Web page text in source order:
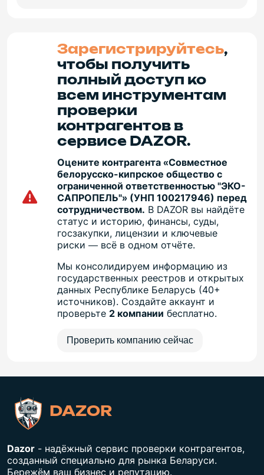
Зарегистрируйтесь,
чтобы получить
полный доступ ко
всем инструментам
проверки
контрагентов в
сервисе DAZOR.
Оцените контрагента «Совместное
белорусско-кипрское общество с
ограниченной ответственностью "ЭКО-
САПРОПЕЛЬ"» (УНП 100217946) перед
сотрудничеством. В DAZOR вы найдёте
статус и историю, финансы, суды,
госзакупки, лицензии и ключевые
риски — всё в одном отчёте.
Мы консолидируем информацию из
государственных реестров и открытых
данных Республике Беларусь (40+
источников). Создайте аккаунт и
проверьте2 компании бесплатно.
Проверить компанию сейчас
DAZOR
Dazor - надёжный сервис проверки контрагентов,
созданный специально для рынка Беларуси.
Бережём ваш бизнес и репутацию.